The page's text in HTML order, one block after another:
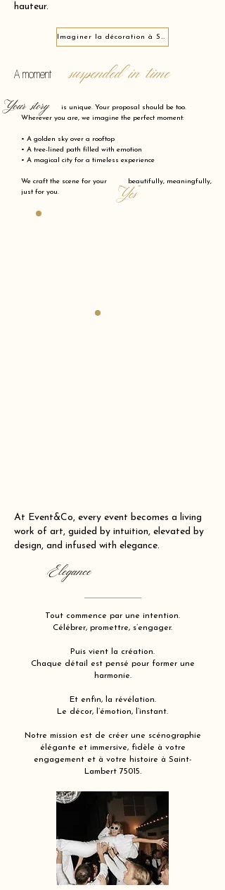
hauteur.
Imaginer la décoration à Saint-Lambert 75015
A moment suspended in time
is unique. Your proposal should be too.
Wherever you are, we imagine the perfect moment:
• A golden sky over a rooftop
• A tree-lined path filled with emotion
• A magical city for a timeless experience
We craft the scene for your beautifully, meaningfully,
just for you.
"Yes"
Your story
At Event&Co, every event becomes a living
work of art, guided by intuition, elevated by
design, and infused with elegance.
Elegance
Tout commence par une intention.
Célébrer, promettre, s’engager.
Puis vient la création.
Chaque détail est pensé pour former une
harmonie.
Et enfin, la révélation.
Le décor, l’émotion, l’instant.
Notre mission est de créer une scénographie
élégante et immersive, fidèle à votre
engagement et à votre histoire à Saint-
Lambert 75015.